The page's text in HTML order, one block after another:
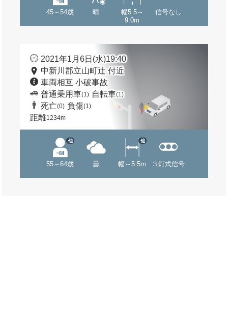
45～54歳 晴
幅5.5～
9.0m
信号なし
2021年1月6日(水)19:40
中新川郡立山町辻 付近
車両相互 小破事故
普通乗用車(1) 自転車(1)
死亡(0) 負傷(1)
距離1234m
55～64歳
他
曇 幅～5.5m
他
３灯式信号